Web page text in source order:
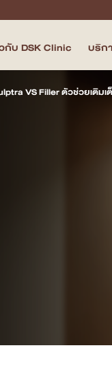
กับ DSK Clinic บริก
VS Filler ตัวช่วยเติม